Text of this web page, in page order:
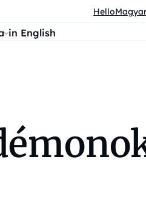
in English